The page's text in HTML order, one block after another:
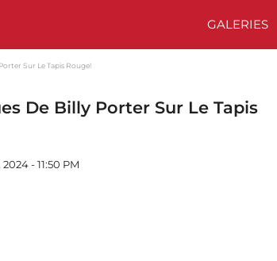
GALERIES
Sur Le Tapis Rouge!
De Billy Porter Sur Le Tapis
- 11:50 PM